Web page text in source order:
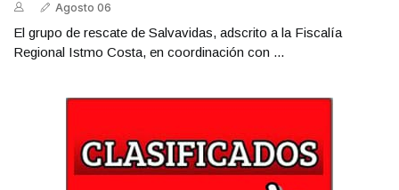
Agosto 06
El grupo de rescate de Salvavidas, adscrito a la Fiscalía
Regional Istmo Costa, en coordinación con ...